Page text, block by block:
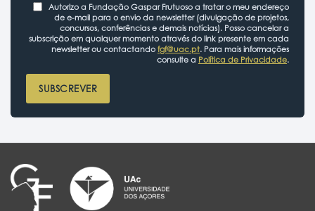
Autorizo a Fundação Gaspar Frutuoso a tratar o meu endereço
de e-mail para o envio da newsletter (divulgação de projetos,
concursos, conferências e demais notícias). Posso cancelar a
subscrição em qualquer momento através do link presente em cada
newsletter ou contactando fgf@uac.pt. Para mais informações
consulte a Política de Privacidade.
SUBSCREVER